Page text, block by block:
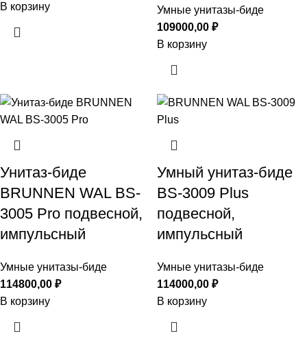
В корзину
Умные унитазы-биде
109000,00 ₽
В корзину
Унитаз-биде
BRUNNEN WAL BS-
3005 Pro подвесной,
импульсный
Умные унитазы-биде
114800,00 ₽
В корзину
Умный унитаз-биде
BS-3009 Plus
подвесной,
импульсный
Умные унитазы-биде
114000,00 ₽
В корзину